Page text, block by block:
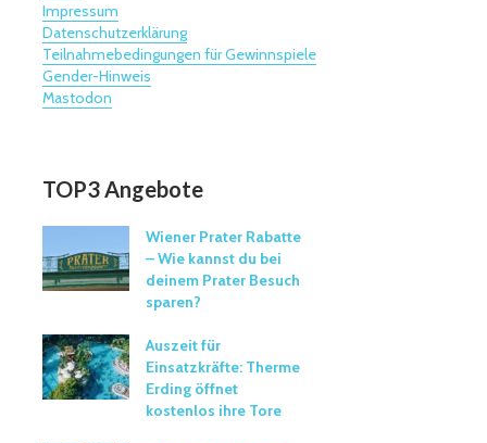
Impressum
Datenschutzerklärung
Teilnahmebedingungen für Gewinnspiele
Gender-Hinweis
Mastodon
TOP3 Angebote
Wiener Prater Rabatte
– Wie kannst du bei
deinem Prater Besuch
sparen?
Auszeit für
Einsatzkräfte: Therme
Erding öffnet
kostenlos ihre Tore